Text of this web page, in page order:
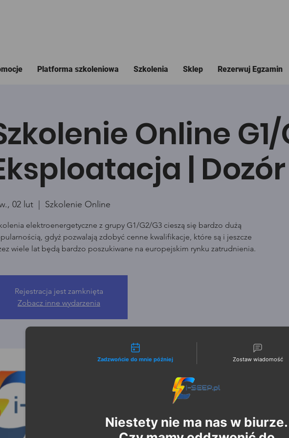
Platforma szkoleniowa Szkolenia Sklep Rezerwuj Egzamin
Online
| Dozór
02 lut
  |
Szkolenie Online
elektroenergetyczne z grupy G1/G2/G3 cieszą się bardzo dużą
gdyż pozwalają zdobyć cenne kwalifikacje, które są i jeszcze
wiele lat będą bardzo poszukiwane na europejskim rynku zatrudnienia.
Rejestracja jest zamknięta
Zobacz inne wydarzenia
Możliwości kontaktu
Zadzwońcie do mnie później Zostaw wiadomość
Niestety nie ma nas w biurze.